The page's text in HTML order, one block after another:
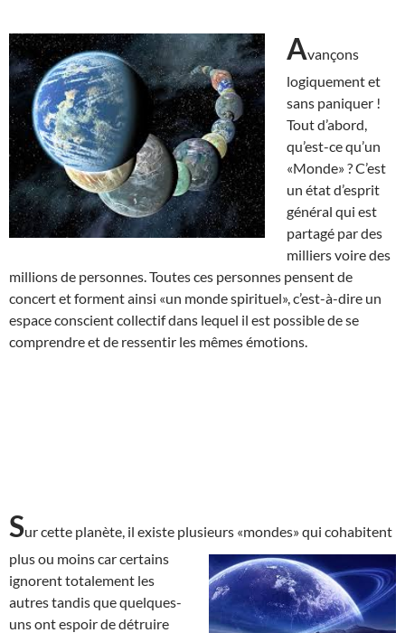
Avançons
logiquement et
sans paniquer !
Tout d’abord,
qu’est-ce qu’un
«Monde» ? C’est
un état d’esprit
général qui est
partagé par des
milliers voire des
millions de personnes. Toutes ces personnes pensent de
concert et forment ainsi «un monde spirituel», c’est-à-dire un
espace conscient collectif dans lequel il est possible de se
comprendre et de ressentir les mêmes émotions.
Sur cette planète, il existe plusieurs «mondes» qui cohabitent
plus ou moins carcertains
ignorent totalement les
autres tandis que quelques-
uns ont espoir de détruire